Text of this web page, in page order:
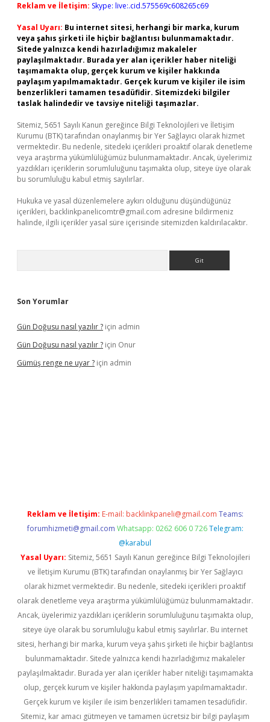
Reklam ve İletişim: Skype: live:.cid.575569c608265c69
Yasal Uyarı: Bu internet sitesi, herhangi bir marka, kurum
veya şahıs şirketi ile hiçbir bağlantısı bulunmamaktadır.
Sitede yalnızca kendi hazırladığımız makaleler
paylaşılmaktadır. Burada yer alan içerikler haber niteliği
taşımamakta olup, gerçek kurum ve kişiler hakkında
paylaşım yapılmamaktadır. Gerçek kurum ve kişiler ile isim
benzerlikleri tamamen tesadüfidir. Sitemizdeki bilgiler
taslak halindedir ve tavsiye niteliği taşımazlar.
Sitemiz, 5651 Sayılı Kanun gereğince Bilgi Teknolojileri ve İletişim
Kurumu (BTK) tarafından onaylanmış bir Yer Sağlayıcı olarak hizmet
vermektedir. Bu nedenle, sitedeki içerikleri proaktif olarak denetleme
veya araştırma yükümlülüğümüz bulunmamaktadır. Ancak, üyelerimiz
yazdıkları içeriklerin sorumluluğunu taşımakta olup, siteye üye olarak
bu sorumluluğu kabul etmiş sayılırlar.
Hukuka ve yasal düzenlemelere aykırı olduğunu düşündüğünüz
içerikleri, backlinkpanelicomtr@gmail.com adresine bildirmeniz
halinde, ilgili içerikler yasal süre içerisinde sitemizden kaldırılacaktır.
Son Yorumlar
Gün Doğusu nasıl yazılır ? için admin
Gün Doğusu nasıl yazılır ? için Onur
Gümüş renge ne uyar ? için admin
Reklam ve İletişim: E-mail: backlinkpaneli@gmail.com Teams:
forumhizmeti@gmail.com Whatsapp: 0262 606 0 726 Telegram:
@karabul
Yasal Uyarı: Sitemiz, 5651 Sayılı Kanun gereğince Bilgi Teknolojileri
ve İletişim Kurumu (BTK) tarafından onaylanmış bir Yer Sağlayıcı
olarak hizmet vermektedir. Bu nedenle, sitedeki içerikleri proaktif
olarak denetleme veya araştırma yükümlülüğümüz bulunmamaktadır.
Ancak, üyelerimiz yazdıkları içeriklerin sorumluluğunu taşımakta olup,
siteye üye olarak bu sorumluluğu kabul etmiş sayılırlar. Bu internet
sitesi, herhangi bir marka, kurum veya şahıs şirketi ile hiçbir bağlantısı
bulunmamaktadır. Sitede yalnızca kendi hazırladığımız makaleler
paylaşılmaktadır. Burada yer alan içerikler haber niteliği taşımamakta
olup, gerçek kurum ve kişiler hakkında paylaşım yapılmamaktadır.
Gerçek kurum ve kişiler ile isim benzerlikleri tamamen tesadüfidir.
Sitemiz, kar amacı gütmeyen ve tamamen ücretsiz bir bilgi paylaşım